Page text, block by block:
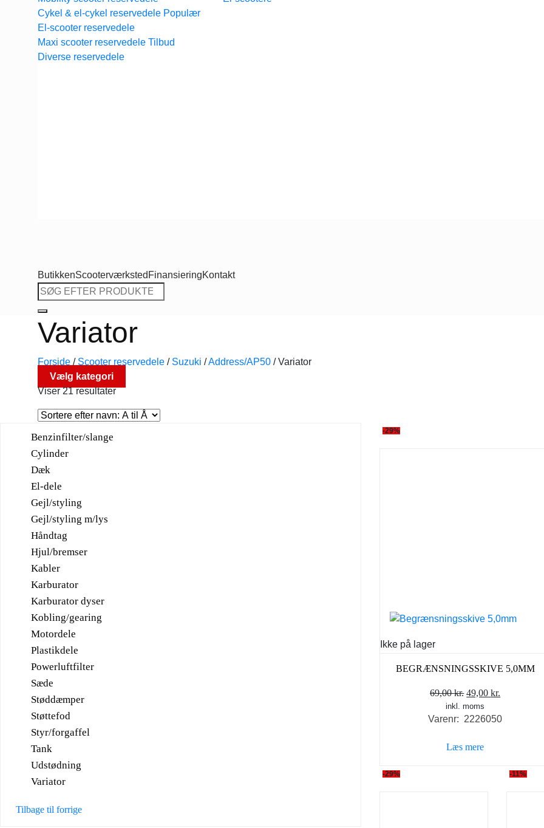
Cykel & el-cykel reservedele
El-scooter reservedele
Maxi scooter reservedele
Diverse reservedele
ButikkenScooterværksted FinansieringKontakt
Søg
efter:
Variator
Forside / Scooter reservedele / Suzuki /Address/AP50 /Variator
Vælg kategori
Viser 21 resultater
Benzinfilter/slange
Cylinder
Dæk
El-dele
Gejl/styling
Gejl/styling m/lys
Håndtag
Hjul/bremser
Kabler
Karburator
Karburator dyser
Kobling/gearing
Motordele
Plastikdele
Powerluftfilter
Sæde
Støddæmper
Støttefod
Styr/forgaffel
Tank
Udstødning
Variator
Tilbage til forrige
-29%
Ikke på lager
BEGRÆNSNINGSSKIVE 5,0MM
69,00kr. Den
oprindelige
pris
69,00 kr..
49,00kr.
pris
inkl. moms
Varenr: 2226050
Læs mere
-29% -11%